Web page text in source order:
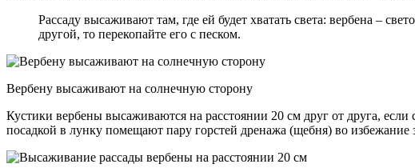
Рассаду высаживают там, где ей будет хватать света: вербена –
другой, то перекопайте его с песком.
Вербену высаживают на солнечную сторону
Кустики вербены высаживаются на расстоянии 20 см друг от друга,
посадкой в лунку помещают пару горстей дренажа (щебня) во избежание